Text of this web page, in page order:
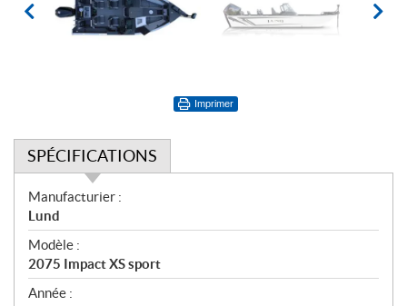
Imprimer
SPÉCIFICATIONS
S
p
é
c
i
f
Manufacturier :
Lund
Modèle :
2075 Impact XS sport
Année :